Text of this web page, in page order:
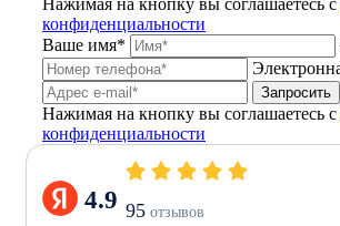
конфиденциальности
Ваше имя*
Запросить
Нажимая на кнопку вы соглашаетесь с
конфиденциальности
4.9 95 отзывов